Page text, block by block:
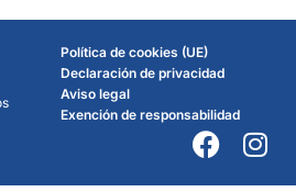
Política de cookies (UE)
Declaración de privacidad
Aviso legal
Exención de responsabilidad